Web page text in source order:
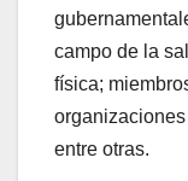
campo de la
física;
entre otras.